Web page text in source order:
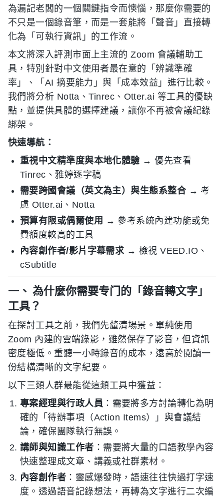
為漏記老闆的一個關鍵指令而懊惱，那麼你需要的
不只是一個錄音筆，而是一套能將「聲音」直接轉
化為「可執行資訊」的工作流。
本文將深入評測市面上主流的 Zoom 會議輔助工
具，特別針對中文使用者最在意的「辨識準確
率」、「AI 摘要能力」與「成本效益」進行比較。
我們將分析 Notta、Tinrec、Otter.ai 等工具的優缺
點，並提供具體的選擇建議，讓你不再被會議紀錄
綁架。
快速導航：
重視中文精準度與本地化體驗 → 優先查看
Tinrec、雅婷逐字稿
需要跨國會議（英文為主）與生態系整合→ 考
慮 Otter.ai、Notta
預算有限或偶爾使用 → 參考系統內建功能或免
費額度較高的工具
內容創作者/影片字幕需求→ 檢視 VEED.IO、
cSubtitle
一、 為什麼你需要专门的「錄音轉文字」
工具？
在探討工具之前，我們先釐清場景。單純使用
Zoom 內建的雲端錄影，雖然保存了影音，但資訊
密度極低。重聽一小時錄音的成本，遠高於閱讀一
份結構清晰的文字紀要。
以下三類人群最能從這類工具中獲益：
專案經理與行政人員 ：需要將多方討論轉化為明
確的「待辦事項（Action Items）」與會議結
論，確保團隊執行無誤。
講師與知識工作者 ：需要將大量的口語教學內容
快速整理成文章、講義或社群素材。
內容創作者 ：靈感爆發時，語速往往快過打字速
度。透過語音記錄想法，再轉為文字進行二次編